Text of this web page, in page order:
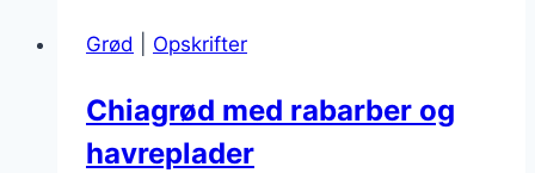
vaniljesukker
Grød Opskrifter
Chiagrød med rabarber og
havreplader